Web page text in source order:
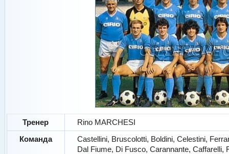
Тренер
Rino MARCHESI
Команда
Castellini, Bruscolotti, Boldini, Celestini,
Dal Fiume, Di Fusco, Carannante,